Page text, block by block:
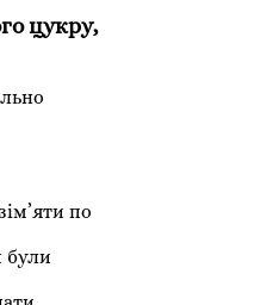
цукру,
по
були